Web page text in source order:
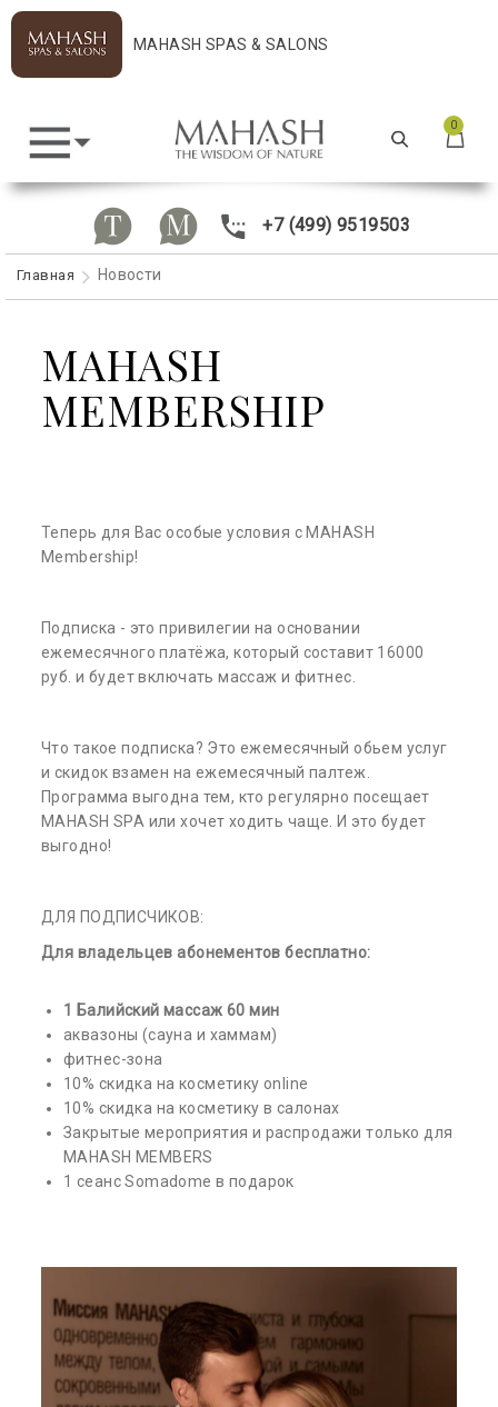
MAHASH SPAS & SALONS
0
+7 (499) 9519503
Главная Новости
MAHASH
MEMBERSHIP
Теперь для Вас особые условия с MAHASH
Membership!
Подписка - это привилегии на основании
ежемесячного платёжа, который составит 16000
руб. и будет включать массаж и фитнес.
Что такое подписка? Это ежемесячный обьем услуг
и скидок взамен на ежемесячный палтеж.
Программа выгодна тем, кто регулярно посещает
MAHASH SPA или хочет ходить чаще. И это будет
выгодно!
ДЛЯ ПОДПИСЧИКОВ:
Для владельцев абонементов бесплатно:
1 Балийский массаж 60 мин
аквазоны (сауна и хаммам)
фитнес-зона
10% скидка на косметику online
10% скидка на косметику в салонах
Закрытые мероприятия и распродажи только для
MAHASH MEMBERS
1 сеанс Somadome в подарок